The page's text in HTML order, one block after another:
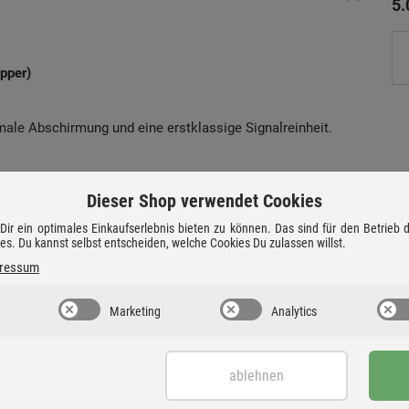
Abschirmung und eine erstklassige Signalreinheit.
strenge Qualitätskontrollen, um höchste Leistung und
Dieser Shop verwendet Cookies
ein optimales Einkaufserlebnis bieten zu können. Das sind für den Betrieb
Du kannst selbst entscheiden, welche Cookies Du zulassen willst.
Marketing Analytics
ablehnen